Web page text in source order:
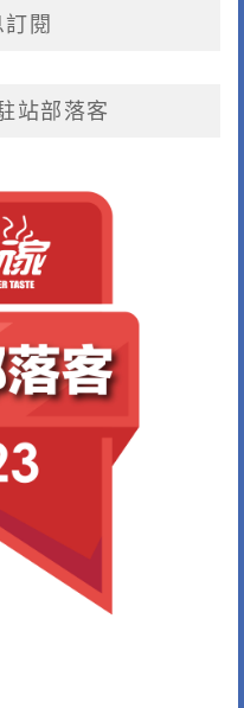
閱
站部落客